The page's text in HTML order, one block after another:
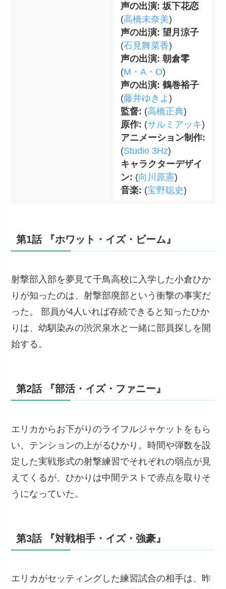
声の出演: 坂下花恋
(高橋未奈美)
声の出演: 望月涼子
(石見舞菜香)
声の出演: 朝倉零
(M・A・O)
声の出演: 鶴巻裕子
(藤井ゆきよ )
監督: (高橋正典)
原作: (サルミアッキ)
アニメーション制作:
(Studio 3Hz)
キャラクターデザイ
ン: (向川原憲)
音楽: (宝野聡史)
第1話 『ホワット・イズ・ビーム』
射撃部入部を夢見て千鳥高校に入学した小倉ひか
りが知ったのは、射撃部廃部という衝撃の事実だ
った。 部員が4人いれば存続できると知ったひか
りは、幼馴染みの渋沢泉水と一緒に部員探しを開
始する。
第2話 『部活・イズ・ファニー』
エリカからお下がりのライフルジャケットをもら
い、テンションの上がるひかり。時間や弾数を設
定した実戦形式の射撃練習でそれぞれの弱点が見
えてくるが、ひかりは中間テストで赤点を取りそ
うになっていた。
第3話 『対戦相手・イズ・強豪』
エリカがセッティングした練習試合の相手は、昨